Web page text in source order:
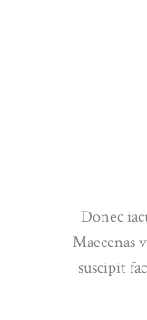
Donec
Maecenas
suscipit